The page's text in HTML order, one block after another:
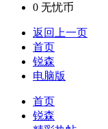
0 无忧币
返回上一页
首页
锐森
电脑版
首页
锐森